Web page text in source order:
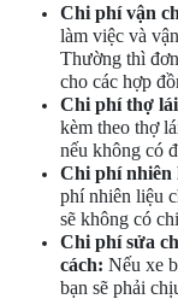
Chi phí vận
làm việc và
Thường thì
cho các hợp
Chi phí thợ
kèm theo thợ
nếu không có
Chi phí nhiên
phí nhiên liệu
sẽ không có
Chi phí sửa
cách: Nếu xe
bạn sẽ phải